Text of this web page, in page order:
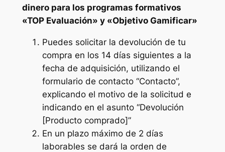
dinero para los programas formativos
«TOP Evaluación» y «Objetivo Gamificar»
Puedes solicitar la devolución de tu
compra en los 14 días siguientes a la
fecha de adquisición, utilizando el
formulario de contacto “Contacto”,
explicando el motivo de la solicitud e
indicando en el asunto “Devolución
[Producto comprado]”
En un plazo máximo de 2 días
laborables se dará la orden de